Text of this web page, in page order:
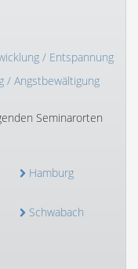
/ Entspannung
/ Angstbewältigung
Seminarorten
Hamburg
Schwabach